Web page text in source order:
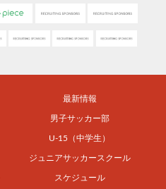
最新情報
男子サッカー部
U-15（中学生）
ジュニアサッカースクール
スケジュール